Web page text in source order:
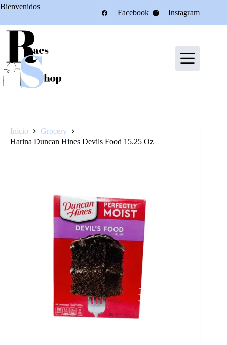
Saltar
Bienvenidos
Facebook Instagram
Inicio
Grocery
Harina Duncan Hines Devils Food 15.25 Oz